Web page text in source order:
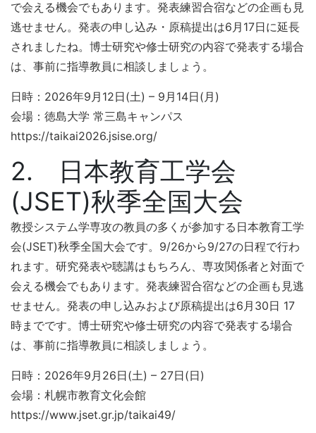
で会える機会でもあります。発表練習合宿などの企画も見
逃せません。発表の申し込み・原稿提出は6月17日に延長
されましたね。博士研究や修士研究の内容で発表する場合
は、事前に指導教員に相談しましょう。
日時：2026年9月12日(土) – 9月14日(月)
会場：徳島大学 常三島キャンパス
https://taikai2026.jsise.org/
2. 日本教育工学会
(JSET)秋季全国大会
教授システム学専攻の教員の多くが参加する日本教育工学
会(JSET)秋季全国大会です。9/26から9/27の日程で行わ
れます。研究発表や聴講はもちろん、専攻関係者と対面で
会える機会でもあります。発表練習合宿などの企画も見逃
せません。発表の申し込みおよび原稿提出は6月30日 17
時までです。博士研究や修士研究の内容で発表する場合
は、事前に指導教員に相談しましょう。
日時：2026年9月26日(土) – 27日(日)
会場：札幌市教育文化会館
https://www.jset.gr.jp/taikai49/